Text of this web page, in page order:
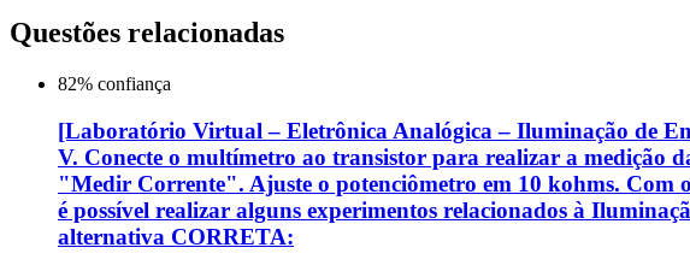
Questões relacionadas
82% confiança
[Laboratório Virtual – Eletrônica Analógica – Iluminação de
V. Conecte o multímetro ao transistor para realizar a medição
"Medir Corrente". Ajuste o potenciômetro em 10 kohms. Com
é possível realizar alguns experimentos relacionados à
alternativa CORRETA: